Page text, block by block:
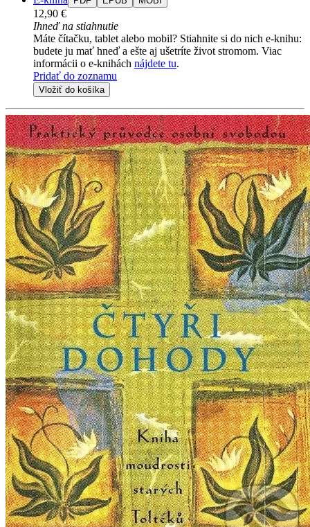
12,90 €
Ihneď na stiahnutie
Máte čítačku, tablet alebo mobil? Stiahnite si do nich e-knihu:
budete ju mať hneď a ešte aj ušetríte život stromom. Viac
informácii o e-knihách nájdete tu.
Pridať do zoznamu
Vložiť do košíka